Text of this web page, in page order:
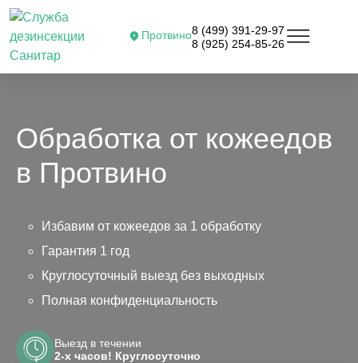
Протвино8 (499) 391-29-97
8 (925) 254-85-26
Обработка от кожеедов
в Протвино
Избавим от кожеедов за 1 обработку
Гарантия 1 год
Круглосуточный выезд без выходных
Полная конфиденциальность
Выезд в течении
2-х часов! Круглосуточно